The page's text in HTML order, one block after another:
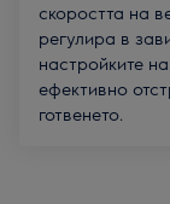
скоростта на
регулира в
настройките
ефективно
готвенето.